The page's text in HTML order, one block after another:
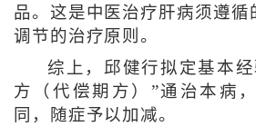
品。这是中医治疗肝病须遵循
调节的治疗原则。
综上，邱健行拟定基本
方（代偿期方）”通治本病
同，随症予以加减。